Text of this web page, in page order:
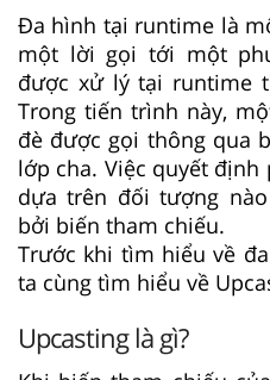
Đa hình tại runtime là
một lời gọi tới một
được xử lý tại runtime
Trong tiến trình này,
đè được gọi thông qua
lớp cha. Việc quyết
dựa trên đối tượng
bởi biến tham chiếu.
Trước khi tìm hiểu về
ta cùng tìm hiểu về
Upcasting là gì?